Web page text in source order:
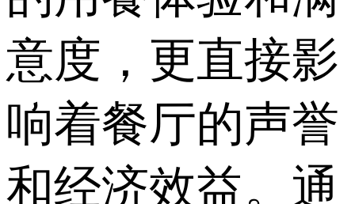
意度，更直接影
响着餐厅的声誉
和经济效益。通